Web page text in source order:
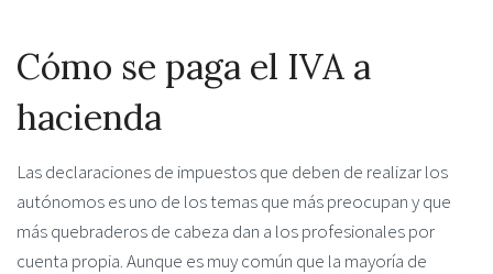
Cómo se paga el IVA a
hacienda
Las declaraciones de impuestos que deben de realizar los
autónomos es uno de los temas que más preocupan y que
más quebraderos de cabeza dan a los profesionales por
cuenta propia. Aunque es muy común que la mayoría de